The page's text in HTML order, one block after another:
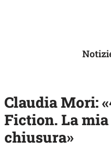
Claudia Mori:
Fiction. La
chiusura»